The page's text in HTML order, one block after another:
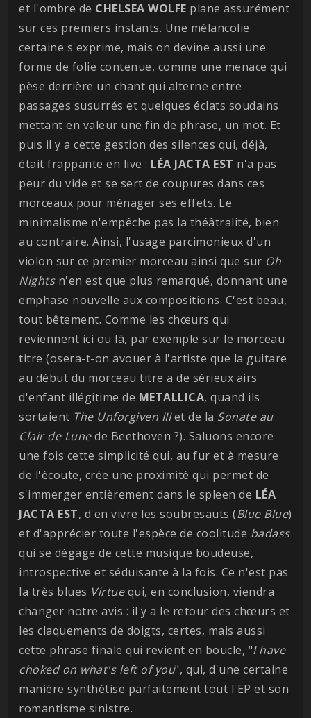
et l'ombre de CHELSEA WOLFE plane assurément
sur ces premiers instants. Une mélancolie
certaine s'exprime, mais on devine aussi une
forme de folie contenue, comme une menace qui
pèse derrière un chant qui alterne entre
passages susurrés et quelques éclats soudains
mettant en valeur une fin de phrase, un mot. Et
puis il y a cette gestion des silences qui, déjà,
était frappante en live : LÉA JACTA EST n'a pas
peur du vide et se sert de coupures dans ces
morceaux pour ménager ses effets. Le
minimalisme n'empêche pas la théâtralité, bien
au contraire. Ainsi, l'usage parcimonieux d'un
violon sur ce premier morceau ainsi que sur Oh
Nightsn'en est que plus remarqué, donnant une
emphase nouvelle aux compositions. C'est beau,
tout bêtement. Comme les chœurs qui
reviennent ici ou là, par exemple sur le morceau
titre (osera-t-on avouer à l'artiste que la guitare
au début du morceau titre a de sérieux airs
d'enfant illégitime de METALLICA, quand ils
sortaient The Unforgiven IIIet de la Sonate au
Clair de Lunede Beethoven ?). Saluons encore
une fois cette simplicité qui, au fur et à mesure
de l'écoute, crée une proximité qui permet de
s'immerger entièrement dans le spleen de LÉA
JACTA EST, d'en vivre les soubresauts (Blue Blue)
et d'apprécier toute l'espèce de coolitude badass
qui se dégage de cette musique boudeuse,
introspective et séduisante à la fois. Ce n'est pas
la très blues Virtuequi, en conclusion, viendra
changer notre avis : il y a le retour des chœurs et
les claquements de doigts, certes, mais aussi
cette phrase finale qui revient en boucle, "I have
choked on what's left of you", qui, d'une certaine
manière synthétise parfaitement tout l'EP et son
romantisme sinistre.